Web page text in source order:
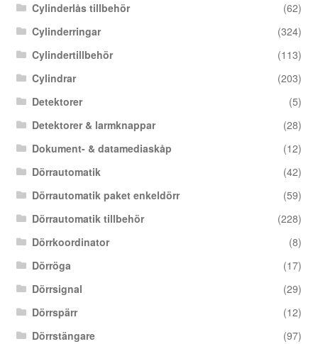
Cylinderlås tillbehör
(62)
Cylinderringar
(324)
Cylindertillbehör
(113)
Cylindrar
(203)
Detektorer
(5)
Detektorer & larmknappar
(28)
Dokument- & datamediaskåp
(12)
Dörrautomatik
(42)
Dörrautomatik paket enkeldörr
(59)
Dörrautomatik tillbehör
(228)
Dörrkoordinator
(8)
Dörröga
(17)
Dörrsignal
(29)
Dörrspärr
(12)
Dörrstängare
(97)